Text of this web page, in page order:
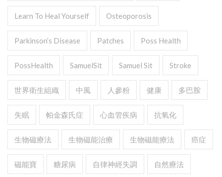
Learn To Heal Yourself Osteoporosis
Parkinson’s Disease Patches Poss Health
PossHealth SamuelSit Samuel Sit Stroke
世界衛生組織 中風 人參粉 健康 多巴胺
失眠 帕金森氏症 心血管疾病 抗氧化
生物磁療法 生物磁能治療 生物磁能療法 癌症
磁能寶 糖尿病 自律神經失調 自然療法